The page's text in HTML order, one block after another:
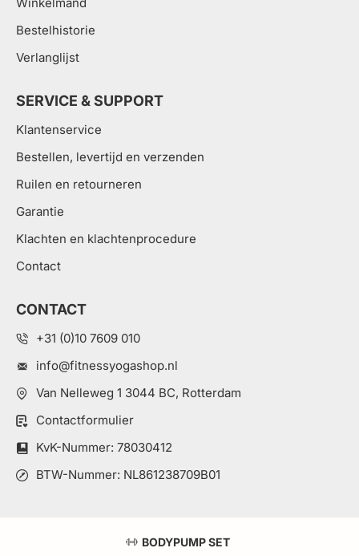
Bestelhistorie
Verlanglijst
SERVICE & SUPPORT
Klantenservice
Bestellen, levertijd en verzenden
Ruilen en retourneren
Garantie
Klachten en klachtenprocedure
Contact
CONTACT
+31 (0)10 7609 010
info@fitnessyogashop.nl
Van Nelleweg 1 3044 BC, Rotterdam
Contactformulier
KvK-Nummer: 78030412
BTW-Nummer: NL861238709B01
BODYPUMP SET